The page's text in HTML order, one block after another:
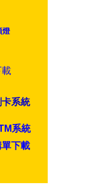
燈
載
系統
系統
下載